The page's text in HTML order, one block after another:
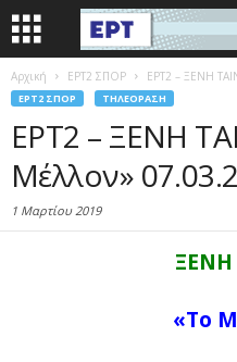
Αρχική EΡΤ2 ΣΠΟΡ ΕΡΤ2 – ΞΕΝΗ
EΡΤ2 ΣΠΟΡ ΤΗΛΕΌΡΑΣΗ
ΕΡΤ2 – ΞΕΝΗ
Μέλλον»
1 Μαρτίου 2019
ΞΕΝΗ
«Το